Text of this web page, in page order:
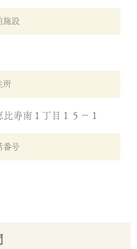
施設
所
比寿南１丁目１５−１
番号